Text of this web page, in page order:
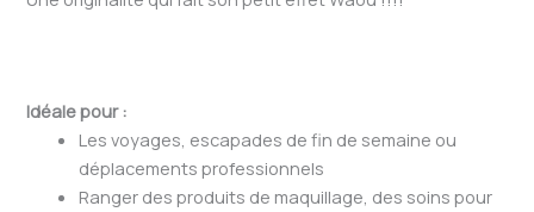
Idéale pour :
Les voyages, escapades de fin de semaine ou
déplacements professionnels
Ranger des produits de maquillage, des soins pour